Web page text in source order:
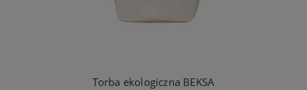
Torba ekologiczna BEKSA